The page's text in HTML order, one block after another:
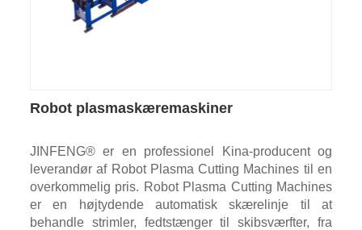
Robot plasmaskæremaskiner
JINFENG® er en professionel Kina-producent og
leverandør af Robot Plasma Cutting Machines til en
overkommelig pris. Robot Plasma Cutting Machines
er en højtydende automatisk skærelinje til at
behandle strimler, fedtstænger til skibsværfter, fra